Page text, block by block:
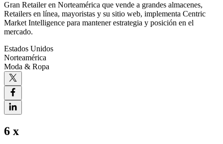
Gran Retailer en Norteamérica que vende a grandes almacenes,
Retailers en línea, mayoristas y su sitio web, implementa Centric
Market Intelligence para mantener estrategia y posición en el
mercado.
Estados Unidos
Norteamérica
Moda & Ropa
6 x